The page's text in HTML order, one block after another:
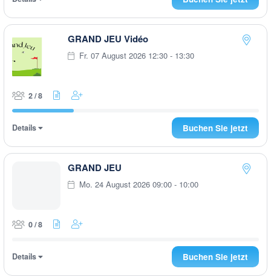
GRAND JEU Vidéo
Fr. 07 August 2026 12:30 - 13:30
2 / 8
Details Buchen Sie jetzt
GRAND JEU
Mo. 24 August 2026 09:00 - 10:00
0 / 8
Details Buchen Sie jetzt